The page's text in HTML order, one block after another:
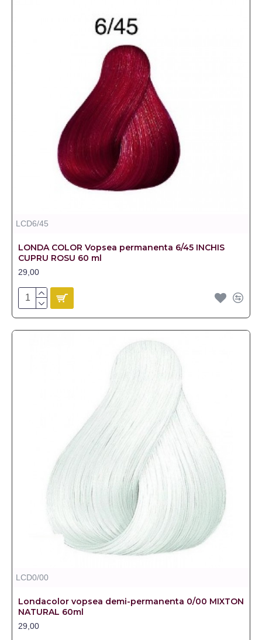
LCD6/45
LONDA COLOR Vopsea permanenta 6/45 INCHIS
CUPRU ROSU 60 ml
29,00
LCD0/00
Londacolor vopsea demi-permanenta 0/00 MIXTON
NATURAL 60ml
29,00